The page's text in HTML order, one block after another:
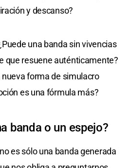
y descanso?
una banda sin vivencias
que resuene auténticamente?
forma de simulacro
es una fórmula más?
banda o un espejo?
es sólo una banda generada